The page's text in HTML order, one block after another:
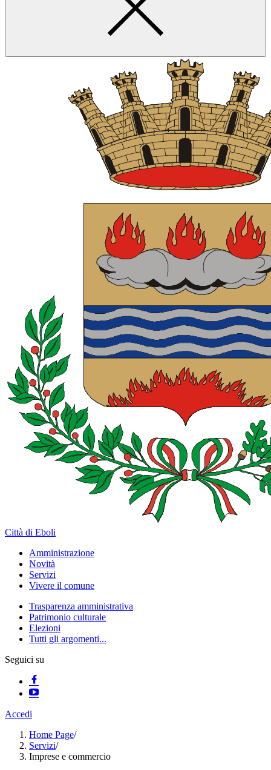
Città di Eboli
Amministrazione
Novità
Servizi
Vivere il comune
Trasparenza amministrativa
Patrimonio culturale
Elezioni
Tutti gli argomenti...
Seguici su
Accedi
Home Page/
Servizi/
Imprese e commercio